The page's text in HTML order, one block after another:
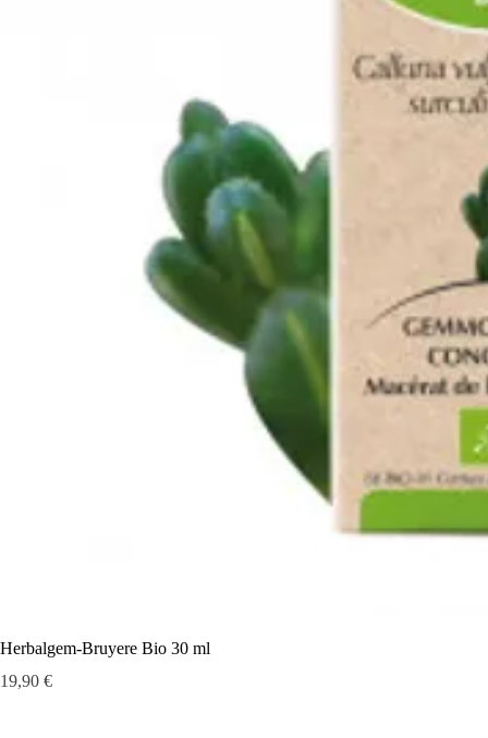
Herbalgem-Bruyere Bio 30 ml
Prix
19,90 €